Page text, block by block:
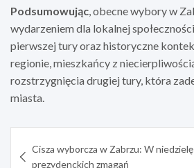
Podsumowując, obecne wybory w
wydarzeniem dla lokalnej
pierwszej tury oraz historyczne
regionie, mieszkańcy z
rozstrzygnięcia drugiej tury, która
miasta.
wpisu
Cisza wyborcza w Zabrzu: W
prezydenckich zmagań